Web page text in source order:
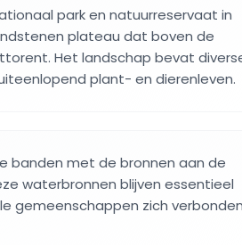
park en natuurreservaat in
plateau dat boven de
Het landschap bevat
plant- en dierenleven.
banden met de bronnen aan de
waterbronnen blijven essentieel
gemeenschappen zich verbonden